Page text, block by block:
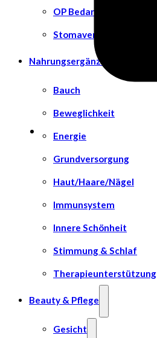
OP Bedarf
Stomaversorgung
Nahrungsergänzungsmittel
Bauch
Beweglichkeit
Energie
Grundversorgung
Haut/Haare/Nägel
Immunsystem
Innere Schönheit
Stimmung & Schlaf
Therapieunterstützung
Beauty & Pflege
Gesicht